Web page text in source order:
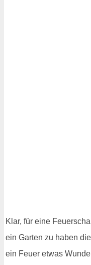
Klar, für eine
ein Garten zu haben
ein Feuer etwas